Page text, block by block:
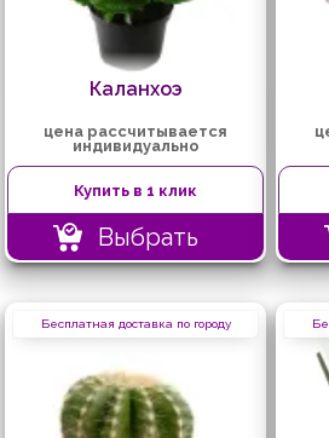
Каланхоэ
цена рассчитывается
индивидуально
Купить в 1 клик
Выбрать
Бесплатная доставка по городу